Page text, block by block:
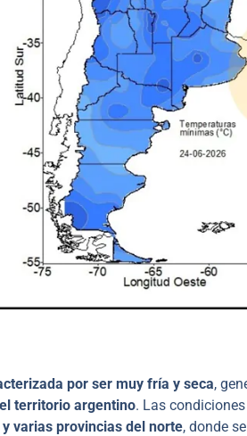
por ser muy fría y seca,
territorio argentino. Las
varias provincias del norte, donde